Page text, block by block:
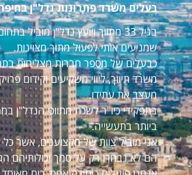
בעלים משרד פתרונות נדל"ן
בגיל 33 מתווך ויועץ נדל"ן
שמניעים אותי לפעול מתוך מצוינות.
כבעלים של מספר חברות מצליחות
משרד תיווך, ליווי משקיעים וקידום
מעצב את עתידו.
בתפקידי כיו"ר לשכת מתווכי הנדל"ן
ביותר בתעשייה.
אני מוביל צוות של מקצוענים, אשר
הם לא נבחרו רק על סמך יכולותיהם